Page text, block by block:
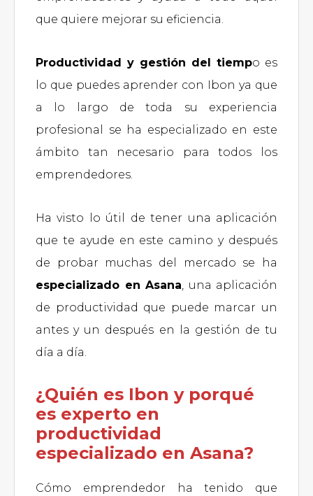
que quiere mejorar su eficiencia.
Productividad y gestión del tiempo es
lo que puedes aprender con Ibon ya que
a lo largo de toda su experiencia
profesional se ha especializado en este
ámbito tan necesario para todos los
emprendedores.
Ha visto lo útil de tener una aplicación
que te ayude en este camino y después
de probar muchas del mercado se ha
especializado en Asana, una aplicación
de productividad que puede marcar un
antes y un después en la gestión de tu
día a día.
¿Quién es Ibon y porqué
es experto en
productividad
especializado en Asana?
Cómo emprendedor ha tenido que